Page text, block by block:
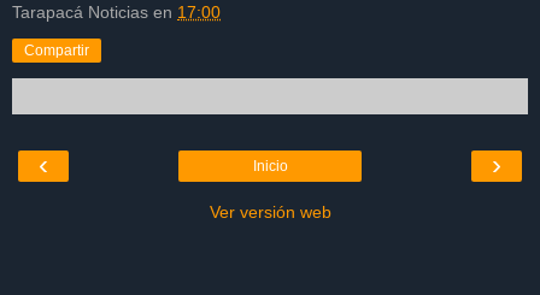
Tarapacá Noticias en 17:00
Compartir
‹ ›
Inicio
Ver versión web